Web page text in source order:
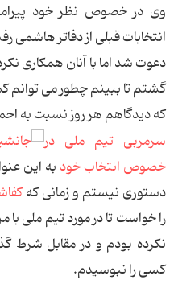
وی در خصوص نظر خود
انتخابات قبلی از دفاتر هاشمی
دعوت شد اما با آنان همکاری
گشتم تا ببینم چطور می توانم
که دیدگاهم هر روز نسبت به
سرمربی تیم ملی در
خصوص انتخاب خود به این
دستوری نیستم و زمانی که
را خواست تا در مورد تیم ملی
نکرده بودم و در مقابل
کسی را نبوسیدم.